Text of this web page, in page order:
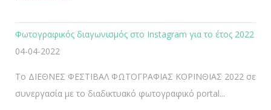
Φωτογραφικός διαγωνισμός στο Instagram για το έτος 2022
04-04-2022
Το ΔΙΕΘΝΕΣ ΦΕΣΤΙΒΑΛ ΦΩΤΟΓΡΑΦΙΑΣ ΚΟΡΙΝΘΙΑΣ 2022 σε
συνεργασία με το διαδικτυακό φωτογραφικό portal...